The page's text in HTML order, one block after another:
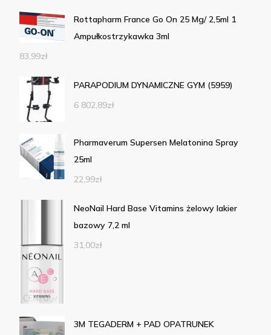
Rottapharm France Go On 25 Mg/ 2,5ml 1
Ampułkostrzykawka 3ml
83,99zł
PARAPODIUM DYNAMICZNE GYM (5959)
6 802,89zł
Pharmaverum Supersen Melatonina Spray
25ml
22,99zł
NeoNail Hard Base Vitamins żelowy lakier
bazowy 7,2 ml
31,00zł
3M TEGADERM + PAD OPATRUNEK